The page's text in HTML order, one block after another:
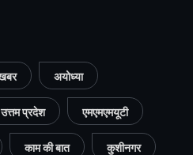
अयोध्या
उत्तम प्रदेश एमएमएमयूटी
काम की बात कुशीनगर